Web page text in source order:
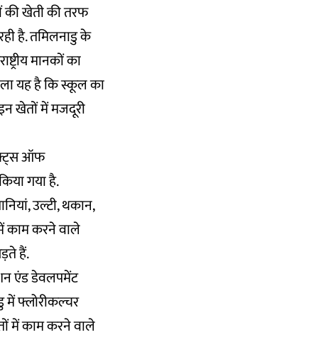
की खेती की तरफ
है. तमिलनाडु के
मानकों का
यह है कि स्कूल का
खेतों में मजदूरी
ऑफ
गया है.
उल्टी, थकान,
काम करने वाले
हैं.
एंड डेवलपमेंट
में फ्लोरीकल्चर
में काम करने वाले